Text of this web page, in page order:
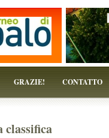
GRAZIE! CONTATTO
classifica